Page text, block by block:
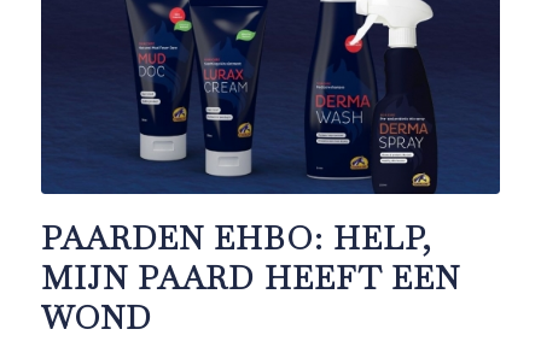
PAARDEN EHBO: HELP,
MIJN PAARD HEEFT EEN
WOND